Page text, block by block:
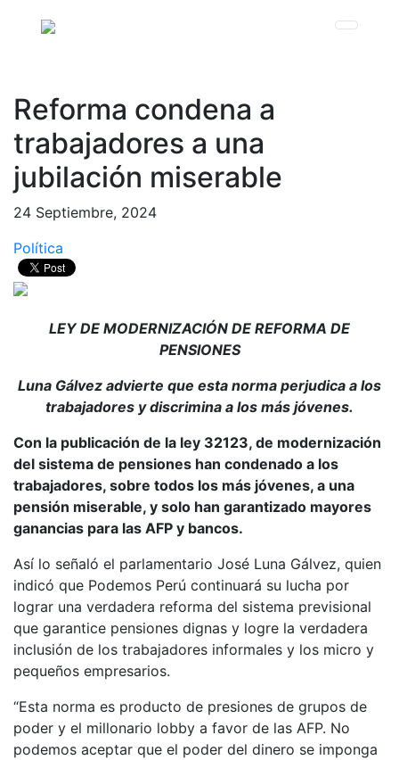
Reforma condena a
trabajadores a una
jubilación miserable
24 Septiembre, 2024
Política
LEY DE MODERNIZACIÓN DE REFORMA DE
PENSIONES
Luna Gálvez advierte que esta norma perjudica a los
trabajadores y discrimina a los más jóvenes.
Con la publicación de la ley 32123, de modernización
del sistema de pensiones han condenado a los
trabajadores, sobre todos los más jóvenes, a una
pensión miserable, y solo han garantizado mayores
ganancias para las AFP y bancos.
Así lo señaló el parlamentario José Luna Gálvez, quien
indicó que Podemos Perú continuará su lucha por
lograr una verdadera reforma del sistema previsional
que garantice pensiones dignas y logre la verdadera
inclusión de los trabajadores informales y los micro y
pequeños empresarios.
“Esta norma es producto de presiones de grupos de
poder y el millonario lobby a favor de las AFP. No
podemos aceptar que el poder del dinero se imponga